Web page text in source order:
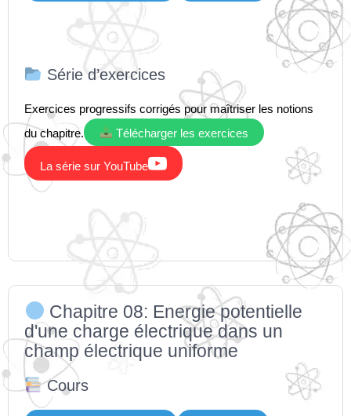
Série d’exercices
Exercices progressifs corrigés pour maîtriser les notions
du chapitre.
Télécharger les exercices
La série sur YouTube
Chapitre 08: Energie potentielle
d'une charge électrique dans un
champ électrique uniforme
Cours